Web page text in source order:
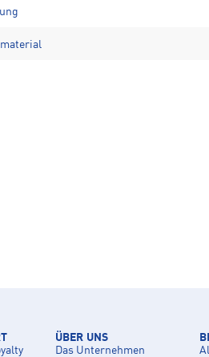
ÜBER UNS
Das Unternehmen